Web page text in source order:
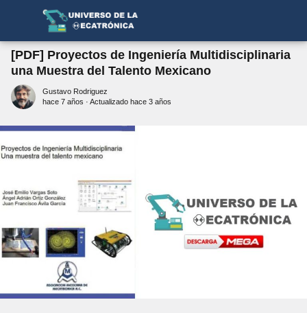
[PDF] Proyectos de Ingeniería Multidisciplinaria
una Muestra del Talento Mexicano
Gustavo Rodriguez
hace 7 años · Actualizado hace 3 años